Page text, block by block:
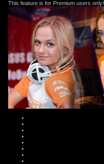
This feature is for Premium users only!